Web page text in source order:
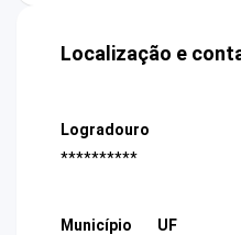
Localização e
Logradouro
**********
Município
UF